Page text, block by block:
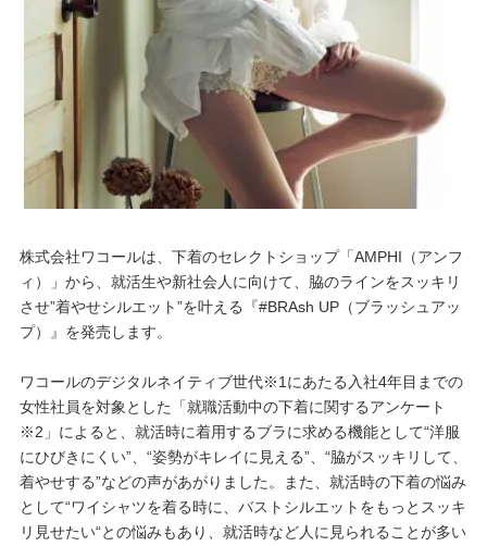
ニュース＆トピックス
企業情報
SNSアカウント一覧
プレゼント・キャンペーン
メールニュース登録
お問い合わせ
よくあるご質問
株式会社ワコールは、下着のセレクトショップ「AMPHI（アンフ
ィ）」から、就活生や新社会人に向けて、脇のラインをスッキリ
させ”着やせシルエット”を叶える『#BRAsh UP（ブラッシュアッ
プ）』を発売します。
ワコールのデジタルネイティブ世代※1にあたる入社4年目までの
女性社員を対象とした「就職活動中の下着に関するアンケート
※2」によると、就活時に着用するブラに求める機能として“洋服
にひびきにくい”、“姿勢がキレイに見える”、“脇がスッキリして、
着やせする”などの声があがりました。また、就活時の下着の悩み
として“ワイシャツを着る時に、バストシルエットをもっとスッキ
リ見せたい“との悩みもあり、就活時など人に見られることが多い